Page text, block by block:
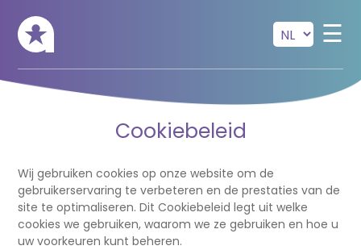
☰
Cookiebeleid
Wij gebruiken cookies op onze website om de
gebruikerservaring te verbeteren en de prestaties van de
site te optimaliseren. Dit Cookiebeleid legt uit welke
cookies we gebruiken, waarom we ze gebruiken en hoe u
uw voorkeuren kunt beheren.